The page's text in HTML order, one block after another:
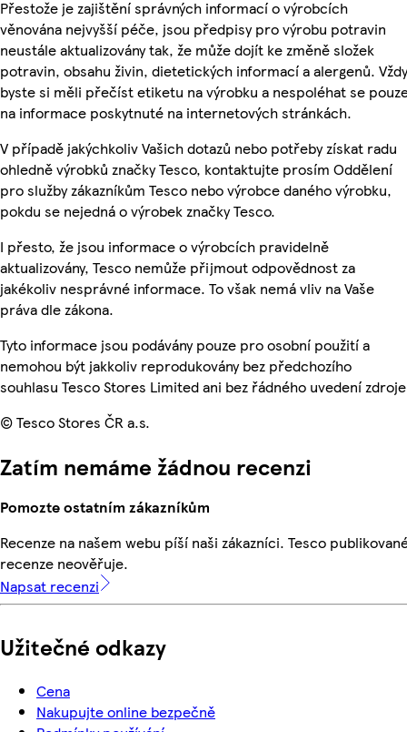
Přestože je zajištění správných informací o výrobcích
věnována nejvyšší péče, jsou předpisy pro výrobu potravin
neustále aktualizovány tak, že může dojít ke změně složek
potravin, obsahu živin, dietetických informací a alergenů. Vždy
byste si měli přečíst etiketu na výrobku a nespoléhat se
na informace poskytnuté na internetových stránkách.
V případě jakýchkoliv Vašich dotazů nebo potřeby získat radu
ohledně výrobků značky Tesco, kontaktujte prosím Oddělení
pro služby zákazníkům Tesco nebo výrobce daného výrobku,
pokdu se nejedná o výrobek značky Tesco.
I přesto, že jsou informace o výrobcích pravidelně
aktualizovány, Tesco nemůže přijmout odpovědnost za
jakékoliv nesprávné informace. To však nemá vliv na Vaše
práva dle zákona.
Tyto informace jsou podávány pouze pro osobní použití a
nemohou být jakkoliv reprodukovány bez předchozího
souhlasu Tesco Stores Limited ani bez řádného uvedení
© Tesco Stores ČR a.s.
Zatím nemáme žádnou recenzi
Pomozte ostatním zákazníkům
Recenze na našem webu píší naši zákazníci. Tesco
recenze neověřuje.
Napsat recenzi
Užitečné odkazy
Cena
Nakupujte online bezpečně